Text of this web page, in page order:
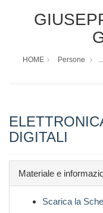
HOME Persone ...
DIGITALI
Materiale e
Scarica la